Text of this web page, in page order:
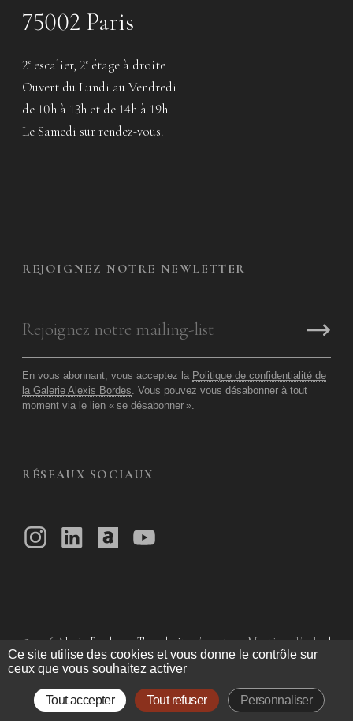
75002 Paris
2e escalier, 2e étage à droite
Ouvert du Lundi au Vendredi
de 10h à 13h et de 14h à 19h.
Le Samedi sur rendez-vous.
REJOIGNEZ NOTRE NEWLETTER
En vous abonnant, vous acceptez la Politique de confidentialité de
la Galerie Alexis Bordes . Vous pouvez vous désabonner à tout
moment via le lien « se désabonner ».
RÉSEAUX SOCIAUX
© 2026 Alexis Bordes — Tous droits réservés Mentions légales
|
Politique de confidentialité |Conditions Générales d’utilisation
Conditions Générales de Vente
Ce site utilise des cookies et vous donne le contrôle sur
ceux que vous souhaitez activer
Tout accepter Tout refuser Personnaliser